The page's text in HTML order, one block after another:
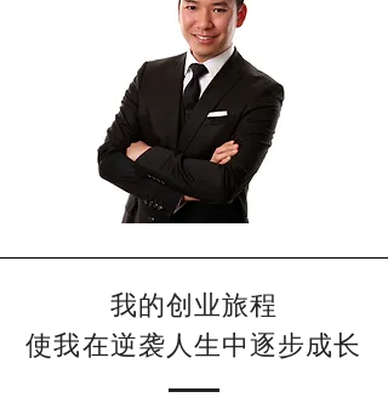
我的创业旅程
使我在逆袭人生中逐步成长